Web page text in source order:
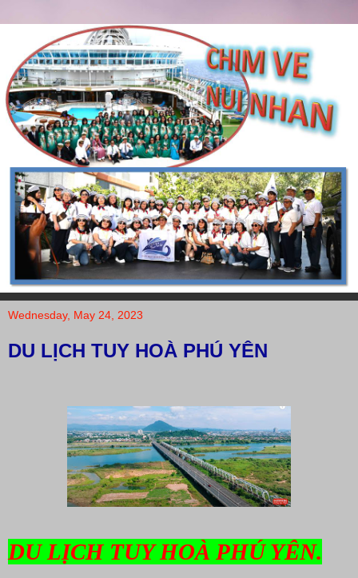
Wednesday, May 24, 2023
DU LỊCH TUY HOÀ PHÚ YÊN
DU LỊCH TUY HOÀ PHÚ YÊN.